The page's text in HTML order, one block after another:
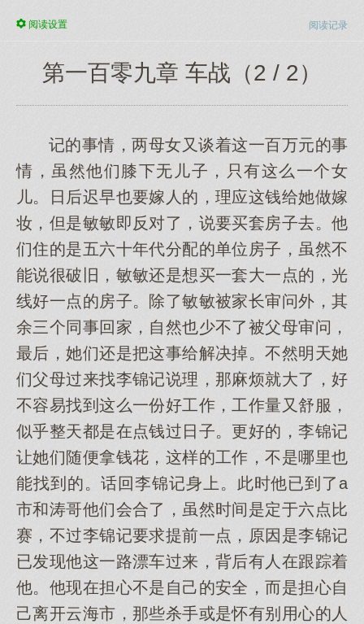
阅读记录
阅读设置
第一百零九章 车战（2 / 2）
记的事情，两母女又谈着这一百万元的事
情，虽然他们膝下无儿子，只有这么一个女
儿。日后迟早也要嫁人的，理应这钱给她做嫁
妆，但是敏敏即反对了，说要买套房子去。他
们住的是五六十年代分配的单位房子，虽然不
能说很破旧，敏敏还是想买一套大一点的，光
线好一点的房子。除了敏敏被家长审问外，其
余三个同事回家，自然也少不了被父母审问，
最后，她们还是把这事给解决掉。不然明天她
们父母过来找李锦记说理，那麻烦就大了，好
不容易找到这么一份好工作，工作量又舒服，
似乎整天都是在点钱过日子。更好的，李锦记
让她们随便拿钱花，这样的工作，不是哪里也
能找到的。话回李锦记身上。此时他已到了a
市和涛哥他们会合了，虽然时间是定于六点比
赛，不过李锦记要求提前一点，原因是李锦记
已发现他这一路漂车过来，背后有人在跟踪着
他。他现在担心不是自己的安全，而是担心自
己离开云海市，那些杀手或是怀有别用心的人